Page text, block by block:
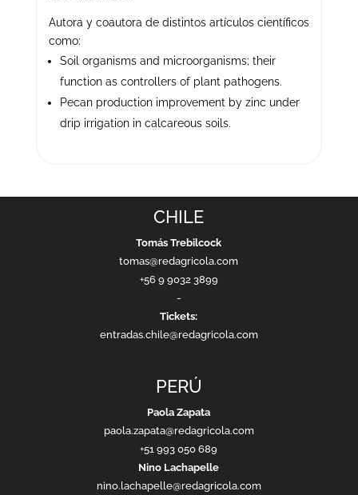
Autora y coautora de distintos artículos científicos
como:
Soil organisms and microorganisms; their
function as controllers of plant pathogens.
Pecan production improvement by zinc under
drip irrigation in calcareous soils.
CHILE
Tomás Trebilcock
tomas@redagricola.com
+56 9 9032 3899
-
Tickets:
entradas.chile@redagricola.com
PERÚ
Paola Zapata
paola.zapata@redagricola.com
+51 993 050 689
Nino Lachapelle
nino.lachapelle@redagricola.com